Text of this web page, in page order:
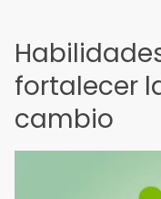
fortalecer
cambio